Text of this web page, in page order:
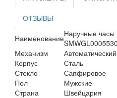
ОТЗЫВЫ
НаименованиеНаручные часы
SMWGL0005530
Механизм
Корпус
Сталь
Стекло
Сапфировое
Пол
Мужские
Страна
Швейцария